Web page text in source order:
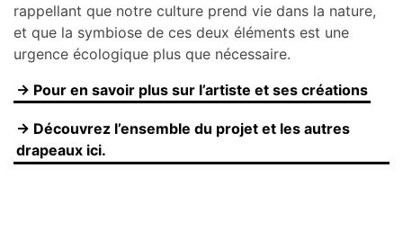
rappellant que notre culture prend vie dans la nature,
et que la symbiose de ces deux éléments est une
urgence écologique plus que nécessaire.
→ Pour en savoir plus sur l’artiste et ses créations
→ Découvrez l’ensemble du projet et les autres
drapeaux ici.